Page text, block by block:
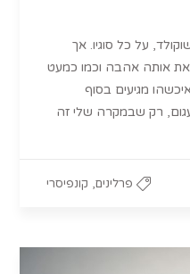
על כל סוגיו. אך
את אותה אהבה וכמו כמעט
מגיעים בסוף
רק שבמקרה שלי זה
פרלינים, קונפיסרי